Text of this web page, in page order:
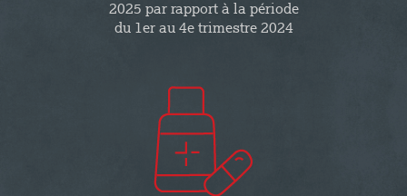
2025 par rapport à la période
du 1er au 4e trimestre 2024